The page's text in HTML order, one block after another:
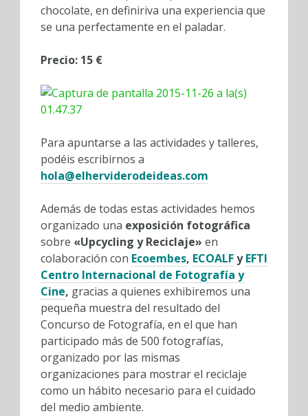
chocolate, en definiriva una experiencia que
se una perfectamente en el paladar.
Precio: 15 €
Para apuntarse a las actividades y talleres,
podéis escribirnos a
hola@elherviderodeideas.com
Además de todas estas actividades hemos
organizado una exposición fotográfica
sobre «Upcycling y Reciclaje» en
colaboración con Ecoembes, ECOALFyEFTI
Centro Internacional de Fotografía y
Cine, gracias a quienes exhibiremos una
pequeña muestra del resultado del
Concurso de Fotografía, en el que han
participado más de 500 fotografías,
organizado por las mismas
organizaciones para mostrar el reciclaje
como un hábito necesario para el cuidado
del medio ambiente.